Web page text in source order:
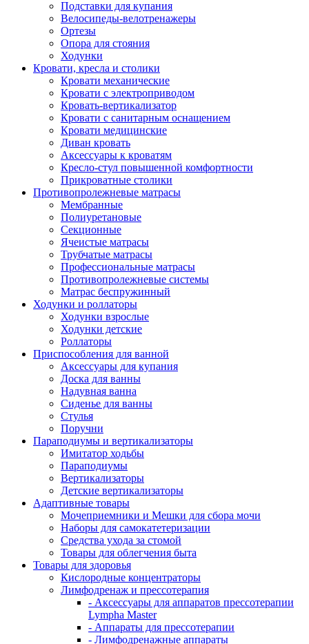
Подставки для купания
Велосипеды-велотренажеры
Ортезы
Опора для стояния
Ходунки
Кровати, кресла и столики
Кровати механические
Кровати с электроприводом
Кровать-вертикализатор
Кровати с санитарным оснащением
Кровати медицинские
Диван кровать
Аксессуары к кроватям
Кресло-стул повышенной комфортности
Прикроватные столики
Противопролежневые матрасы
Мембранные
Полиуретановые
Секционные
Ячеистые матрасы
Трубчатые матрасы
Профессиональные матрасы
Противопролежневые системы
Матрас беспружинный
Ходунки и роллаторы
Ходунки взрослые
Ходунки детские
Роллаторы
Приспособления для ванной
Аксессуары для купания
Доска для ванны
Надувная ванна
Сиденье для ванны
Стулья
Поручни
Параподиумы и вертикализаторы
Имитатор ходьбы
Параподиумы
Вертикализаторы
Детские вертикализаторы
Адаптивные товары
Мочеприемники и Мешки для сбора мочи
Наборы для самокатетеризации
Средства ухода за стомой
Товары для облегчения быта
Товары для здоровья
Кислородные концентраторы
Лимфодренаж и прессотерапия
- Аксессуары для аппаратов прессотерапии
Lympha Master
- Аппараты для прессотерапии
- Лимфодренажные аппараты